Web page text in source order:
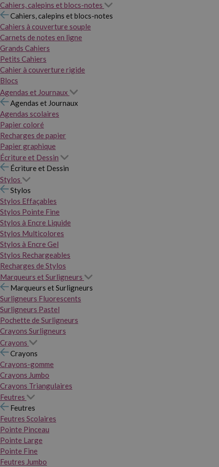
Cahiers, calepins et blocs-notes
Cahiers, calepins et blocs-notes
Cahiers à couverture souple
Carnets de notes en ligne
Grands Cahiers
Petits Cahiers
Cahier à couverture rigide
Blocs
Agendas et Journaux
Agendas et Journaux
Agendas scolaires
Papier coloré
Recharges de papier
Papier graphique
Écriture et Dessin
Écriture et Dessin
Stylos
Stylos
Stylos Effaçables
Stylos Pointe Fine
Stylos à Encre Liquide
Stylos Multicolores
Stylos à Encre Gel
Stylos Rechargeables
Recharges de Stylos
Marqueurs et Surligneurs
Marqueurs et Surligneurs
Surligneurs Fluorescents
Surligneurs Pastel
Pochette de Surligneurs
Crayons Surligneurs
Crayons
Crayons
Crayons-gomme
Crayons Jumbo
Crayons Triangulaires
Feutres
Feutres
Feutres Scolaires
Pointe Pinceau
Pointe Large
Pointe Fine
Feutres Jumbo